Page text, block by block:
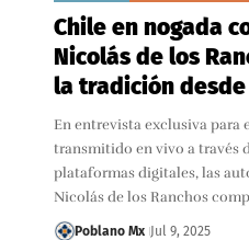
Chile en nogada
Nicolás de los
la tradición
En entrevista exclusiva para
transmitido en vivo a través
plataformas digitales, las
Nicolás de los Ranchos
Poblano Mx Jul 9, 2025